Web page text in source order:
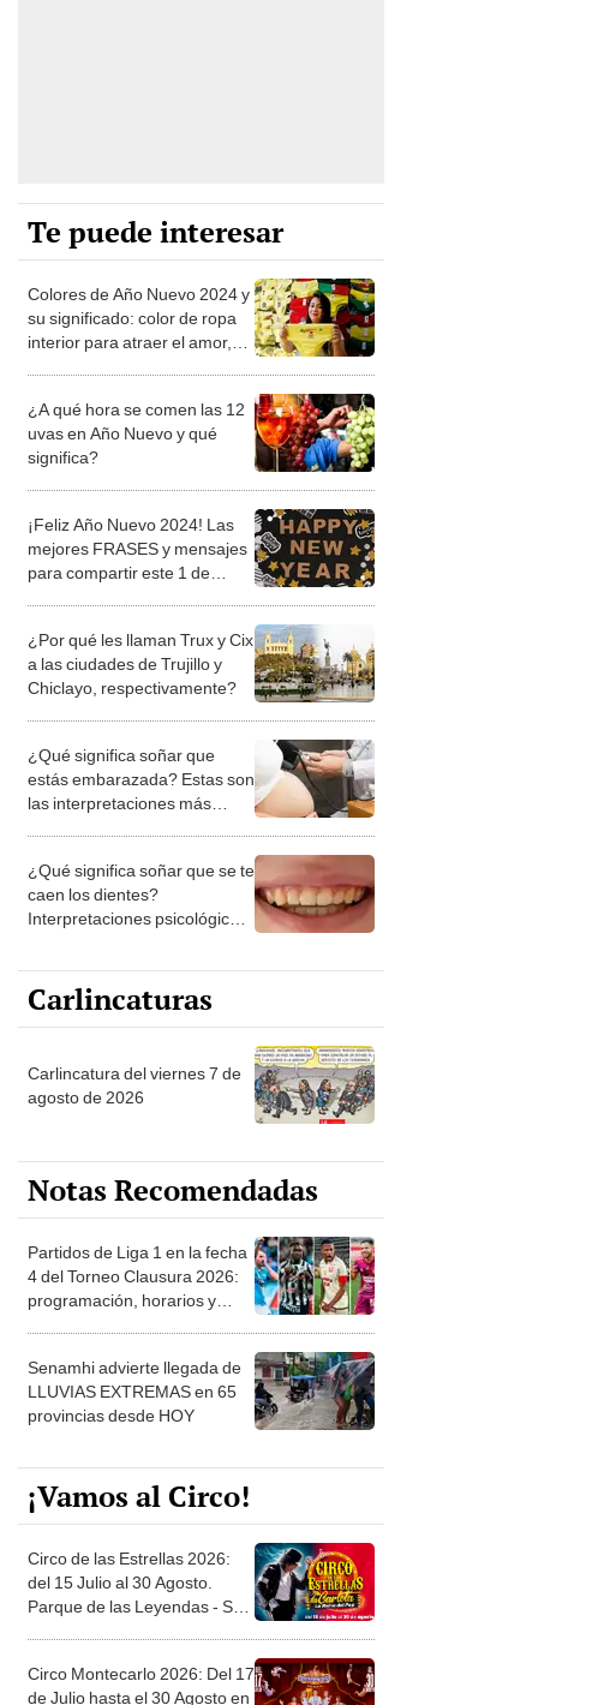
Te puede interesar
Colores de Año Nuevo 2024 y
su significado: color de ropa
interior para atraer el amor,
¿A qué hora se comen las 12
uvas en Año Nuevo y qué
significa?
¡Feliz Año Nuevo 2024! Las
mejores FRASES y mensajes
para compartir este 1 de
¿Por qué les llaman Trux y Cix
a las ciudades de Trujillo y
Chiclayo, respectivamente?
¿Qué significa soñar que
estás embarazada? Estas son
las interpretaciones más
¿Qué significa soñar que se te
caen los dientes?
Interpretaciones psicológicas
Carlincaturas
Carlincatura del viernes 7 de
agosto de 2026
Notas Recomendadas
Partidos de Liga 1 en la fecha
4 del Torneo Clausura 2026:
programación, horarios y
Senamhi advierte llegada de
LLUVIAS EXTREMAS en 65
provincias desde HOY
¡Vamos al Circo!
Circo de las Estrellas 2026:
del 15 Julio al 30 Agosto.
Parque de las Leyendas - San
Circo Montecarlo 2026: Del 17
de Julio hasta el 30 Agosto en